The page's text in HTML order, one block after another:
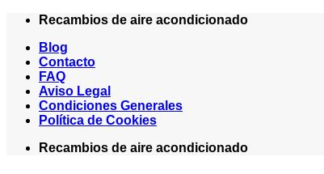
Saltar
contenido
Recambios de aire acondicionado
Blog
Contacto
FAQ
Aviso Legal
Condiciones Generales
Política de Cookies
Recambios de aire acondicionado